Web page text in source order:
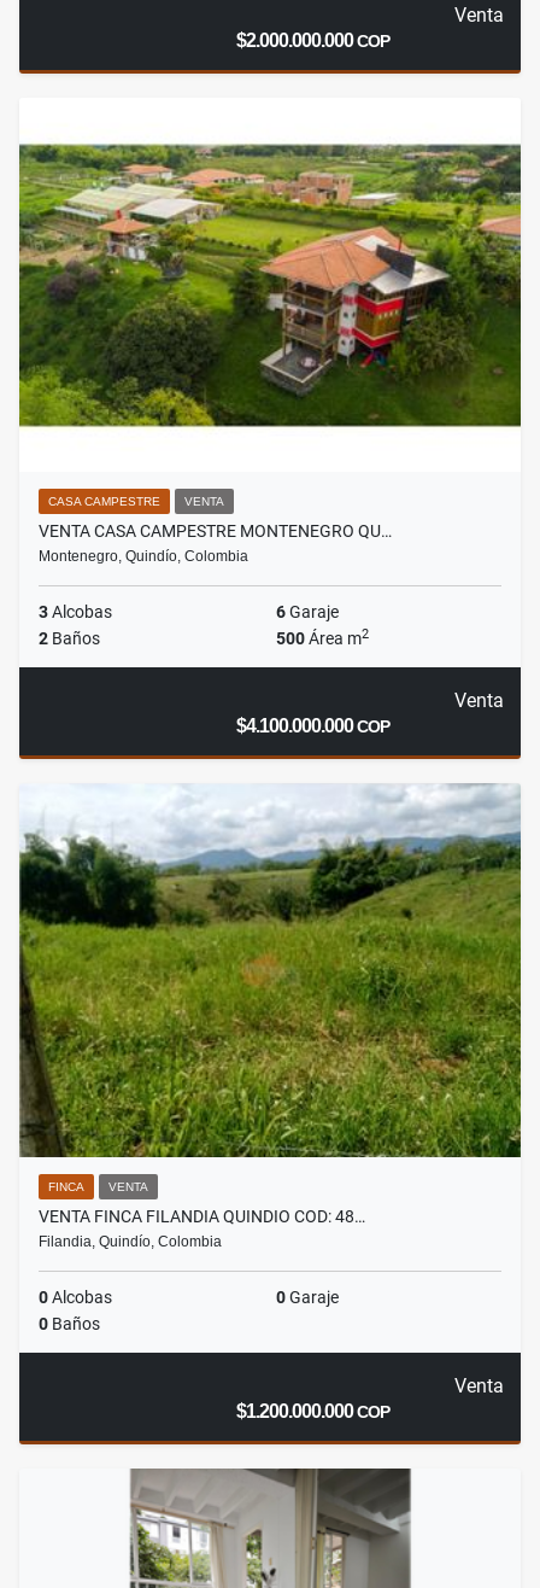
Venta
$2.000.000.000COP
CASA CAMPESTRE VENTA
VENTA CASA CAMPESTRE MONTENEGRO QU…
Montenegro, Quindío, Colombia
3Alcobas 6Garaje
2 Baños 500Área m2
Venta
$4.100.000.000COP
FINCA VENTA
VENTA FINCA FILANDIA QUINDIO COD: 48…
Filandia, Quindío, Colombia
0Alcobas 0Garaje
0 Baños
Venta
$1.200.000.000COP